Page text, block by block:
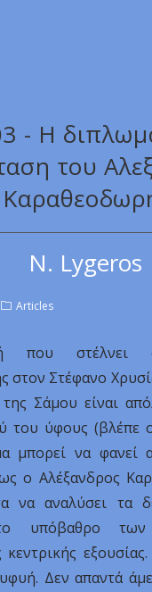
- Η
του
N. Lygeros
Articles
που στέλνει
στον Στέφανο
Σάμου είναι
του ύφους (βλέπε
μπορεί να φανεί
ο Αλέξανδρος
να αναλύσει τα
υπόβαθρο των
εξουσίας.
Δεν απαντά